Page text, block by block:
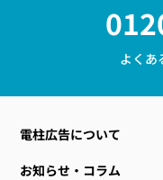
よくあ
電柱広告について
こんな時こそ電柱広告
お知らせ・コラム